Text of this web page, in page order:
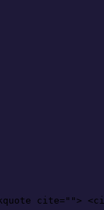
cite="">